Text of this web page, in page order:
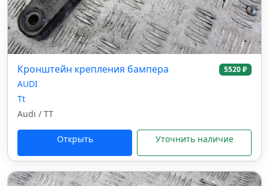
Кронштейн крепления бампера 5520 ₽
AUDI
Tt
Audi / TT
Открыть Уточнить наличие